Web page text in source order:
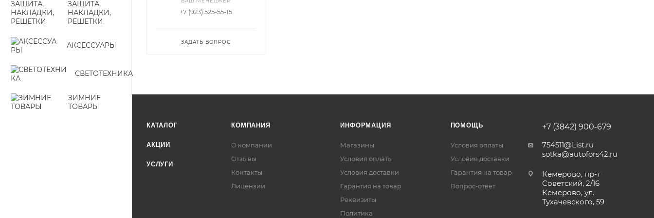
ЗАЩИТА,
НАКЛАДКИ,
РЕШЕТКИ
АКСЕССУАРЫ
СВЕТОТЕХНИКА
ЗИМНИЕ
ТОВАРЫ
+7 (923) 525-55-15
ЗАДАТЬ ВОПРОС
КАТАЛОГ
АКЦИИ
УСЛУГИ
КОМПАНИЯ
О компании
Отзывы
Контакты
Лицензии
ИНФОРМАЦИЯ
Магазины
Условия оплаты
Условия доставки
Гарантия на товар
Реквизиты
Политика
ПОМОЩЬ
Условия оплаты
Условия доставки
Гарантия на товар
Вопрос-ответ
+7 (3842) 900-679
754511@List.ru
sotka@autofors42.ru
Кемерово, пр-т
Советский, 2/16
Кемерово, ул.
Тухачевского, 59